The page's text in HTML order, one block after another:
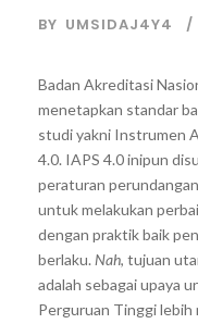
BY UMSIDAJ4Y4
Badan Akreditasi
menetapkan standar
studi yakni Instrumen
4.0. IAPS 4.0 inipun
peraturan
untuk melakukan
dengan praktik baik
berlaku. Nah, tujuan
adalah sebagai upaya
Perguruan Tinggi lebih